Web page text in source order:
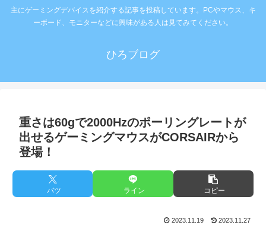
主にゲーミングデバイスを紹介する記事を投稿しています。PCやマウス、キ
ーボード、モニターなどに興味がある人は見てみてください。
ひろブログ
重さは60gで2000Hzのポーリングレートが
出せるゲーミングマウスがCORSAIRから
登場！
バツ ライン コピー
2023.11.19 2023.11.27